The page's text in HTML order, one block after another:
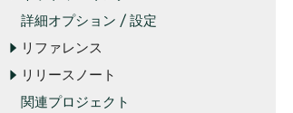
詳細オプション / 設定
リファレンス
リリースノート
関連プロジェクト